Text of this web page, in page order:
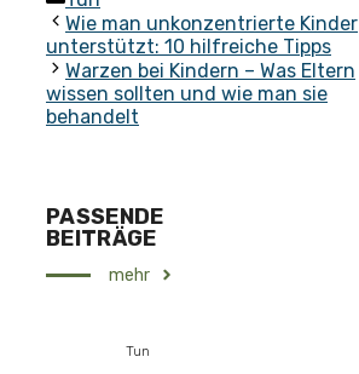
Wie man unkonzentrierte Kinder
unterstützt: 10 hilfreiche Tipps
Warzen bei Kindern – Was Eltern
wissen sollten und wie man sie
behandelt
PASSENDE
BEITRÄGE
mehr
Tun